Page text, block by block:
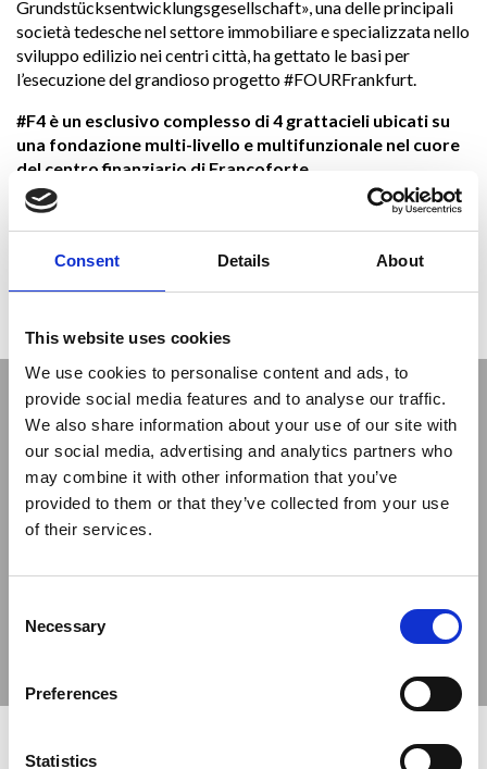
Consent Details About
This website uses cookies
We use cookies to personalise content and ads, to
provide social media features and to analyse our traffic.
We also share information about your use of our site with
our social media, advertising and analytics partners who
may combine it with other information that you’ve
provided to them or that they’ve collected from your use
of their services.
Selection
Necessary
Preferences
Statistics
Grundstücksentwicklungsgesellschaft», una delle principali
società tedesche nel settore immobiliare e specializzata nello
sviluppo edilizio nei centri città, ha gettato le basi per
l’esecuzione del grandioso progetto #FOURFrankfurt.
#F4 è un esclusivo complesso di 4 grattacieli ubicati su
una fondazione multi-livello e multifunzionale nel cuore
del centro finanziario di Francoforte.
La torre adibita ad uffici alta 228 m, sarà lo spazio per uffici
più alto della Germania mentre quella leggermente più corta,
di 173 m, rappresenterà la torre ad uso residenziale più alta di
lavori di #fondazioni speciali.
Previous